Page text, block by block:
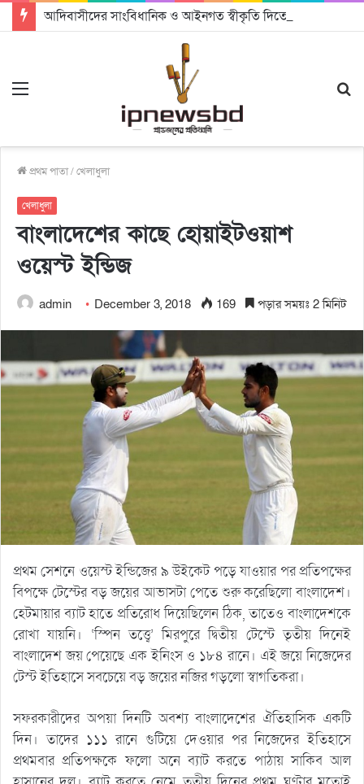
প্রথম পাতা/খেলাধুলা
খেলাধুলা
বাংলাদেশের কাছে হোয়াইটওয়াশ
ওয়েস্ট ইন্ডিজ
admin December 3, 2018 169 পড়ার সময়ঃ 2 মিনিট
প্রথম সেশনে ওয়েস্ট ইন্ডিজের ৯ উইকেট পড়ে যাওয়ার পর প্রতিপক্ষের
বিপক্ষে টেস্টের বড় জয়ের আভাসটা পেতে শুরু করেছিলো বাংলাদেশ।
হেটমায়ার ব্যাট হাতে প্রতিরোধ দিয়েছিলেন ঠিক, তাতেও বাংলাদেশকে
রোখা যায়নি। ‘স্পিন তত্ত্বে’ মিরপুরে দ্বিতীয় টেস্টে তৃতীয় দিনেই
বাংলাদেশ জয় পেয়েছে এক ইনিংস ও ১৮৪ রানে। এই জয়ে নিজেদের
টেস্ট ইতিহাসে সবচেয়ে বড় জয়ের নজির গড়লো স্বাগতিকরা।
সফরকারীদের অপয়া দিনটি অবশ্য বাংলাদেশের ঐতিহাসিক একটি
দিন। তাদের ১১১ রানে গুটিয়ে দেওয়ার পর নিজেদের ইতিহাসে
প্রথমবার প্রতিপক্ষকে ফলো অনে ব্যাট করতে পাঠায় সাকিব আল